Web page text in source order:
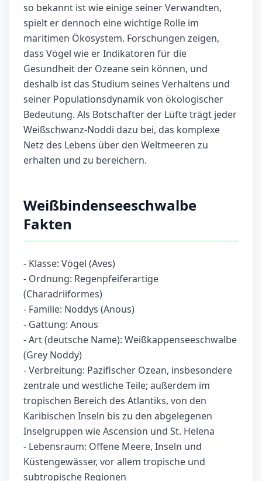
so bekannt ist wie einige seiner Verwandten,
spielt er dennoch eine wichtige Rolle im
maritimen Ökosystem. Forschungen zeigen,
dass Vögel wie er Indikatoren für die
Gesundheit der Ozeane sein können, und
deshalb ist das Studium seines Verhaltens und
seiner Populationsdynamik von ökologischer
Bedeutung. Als Botschafter der Lüfte trägt jeder
Weißschwanz-Noddi dazu bei, das komplexe
Netz des Lebens über den Weltmeeren zu
erhalten und zu bereichern.
Weißbindenseeschwalbe
Fakten
- Klasse: Vögel (Aves)
- Ordnung: Regenpfeiferartige
(Charadriiformes)
- Familie: Noddys (Anous)
- Gattung: Anous
- Art (deutsche Name): Weißkappenseeschwalbe
(Grey Noddy)
- Verbreitung: Pazifischer Ozean, insbesondere
zentrale und westliche Teile; außerdem im
tropischen Bereich des Atlantiks, von den
Karibischen Inseln bis zu den abgelegenen
Inselgruppen wie Ascension und St. Helena
- Lebensraum: Offene Meere, Inseln und
Küstengewässer, vor allem tropische und
subtropische Regionen